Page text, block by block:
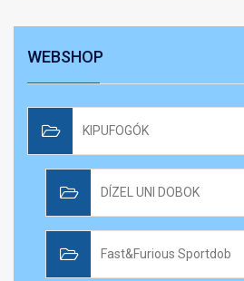
WEBSHOP
KIPUFOGÓK
DÍZEL UNI DOBOK
Fast&Furious Sportdob